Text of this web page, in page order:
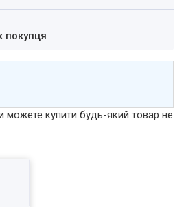
покупця
можете купити будь-який товар не